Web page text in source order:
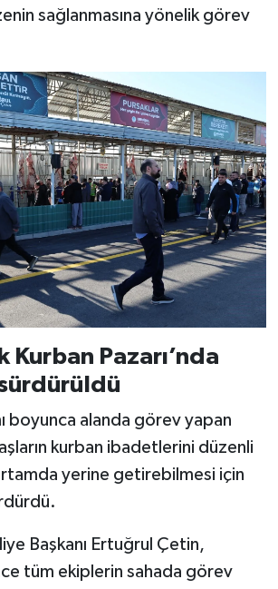
sağlanmasına yönelik görev
Kurban Pazarı’nda
boyunca alanda görev yapan
kurban ibadetlerini düzenli
yerine getirebilmesi için
Başkanı Ertuğrul Çetin,
tüm ekiplerin sahada görev